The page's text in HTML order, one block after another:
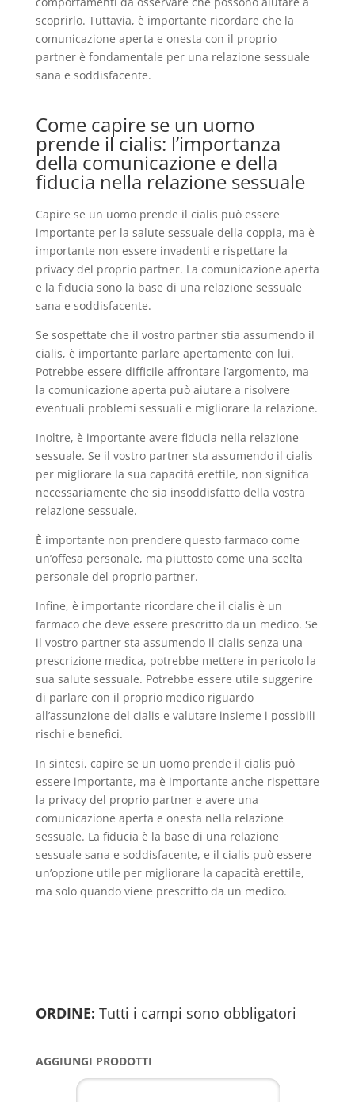
scoprirlo. Tuttavia, è importante ricordare che la
comunicazione aperta e onesta con il proprio
partner è fondamentale per una relazione sessuale
sana e soddisfacente.
Come capire se un uomo
prende il cialis: l’importanza
della comunicazione e della
fiducia nella relazione sessuale
Capire se un uomo prende il cialis può essere
importante per la salute sessuale della coppia, ma è
importante non essere invadenti e rispettare la
privacy del proprio partner. La comunicazione aperta
e la fiducia sono la base di una relazione sessuale
sana e soddisfacente.
Se sospettate che il vostro partner stia assumendo il
cialis, è importante parlare apertamente con lui.
Potrebbe essere difficile affrontare l’argomento, ma
la comunicazione aperta può aiutare a risolvere
eventuali problemi sessuali e migliorare la relazione.
Inoltre, è importante avere fiducia nella relazione
sessuale. Se il vostro partner sta assumendo il cialis
per migliorare la sua capacità erettile, non significa
necessariamente che sia insoddisfatto della vostra
relazione sessuale.
È importante non prendere questo farmaco come
un’offesa personale, ma piuttosto come una scelta
personale del proprio partner.
Infine, è importante ricordare che il cialis è un
farmaco che deve essere prescritto da un medico. Se
il vostro partner sta assumendo il cialis senza una
prescrizione medica, potrebbe mettere in pericolo la
sua salute sessuale. Potrebbe essere utile suggerire
di parlare con il proprio medico riguardo
all’assunzione del cialis e valutare insieme i possibili
rischi e benefici.
In sintesi, capire se un uomo prende il cialis può
essere importante, ma è importante anche rispettare
la privacy del proprio partner e avere una
comunicazione aperta e onesta nella relazione
sessuale. La fiducia è la base di una relazione
sessuale sana e soddisfacente, e il cialis può essere
un’opzione utile per migliorare la capacità erettile,
ma solo quando viene prescritto da un medico.
ORDINE: Tutti i campi sono obbligatori
AGGIUNGI PRODOTTI